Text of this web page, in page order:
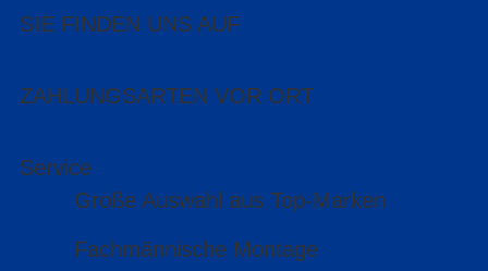
SIE FINDEN UNS AUF
ZAHLUNGSARTEN VOR ORT
Service
Große Auswahl aus Top-Marken
Fachmännische Montage